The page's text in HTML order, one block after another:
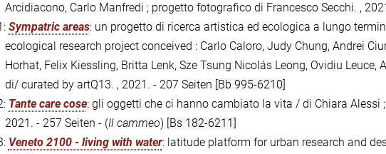
Arcidiacono, Carlo Manfredi ; progetto fotografico di Francesco Secchi. ,
Sympatric areas: un progetto di ricerca artistica ed ecologica a lungo
ecological research project conceived : Carlo Caloro, Judy Chung, Andrei
Horhat, Felix Kiessling, Britta Lenk, Sze Tsung Nicolás Leong, Ovidiu Leuce,
di/ curated by artQ13. , 2021. - 207 Seiten [Bb 995-6210]
Tante care cose: gli oggetti che ci hanno cambiato la vita / di Chiara Alessi
2021. - 257 Seiten - (Il cammeo) [Bs 182-6211]
Veneto 2100 - living with water: latitude platform for urban research and